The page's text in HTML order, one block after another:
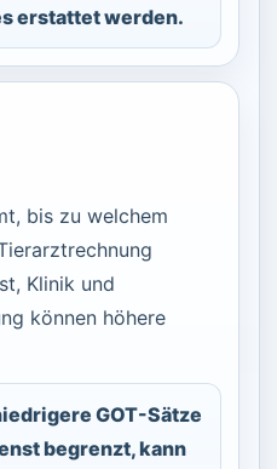
erstattet werden.
bis zu welchem
Klinik und
können höhere
GOT-Sätze
begrenzt, kann